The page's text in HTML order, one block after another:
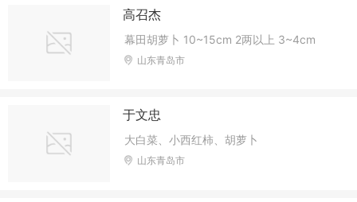
高召杰
幕田胡萝卜 10~15cm 2两以上 3~4cm
山东青岛市
于文忠
大白菜、小西红柿、胡萝卜
山东青岛市